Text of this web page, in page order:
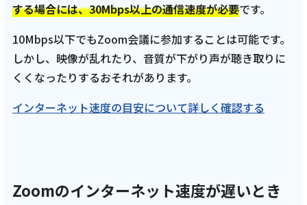
する場合には、30Mbps以上の通信速度が必要です。
10Mbps以下でもZoom会議に参加することは可能です。
しかし、映像が乱れたり、音質が下がり声が聴き取りに
くくなったりするおそれがあります。
インターネット速度の目安について詳しく確認する
Zoomのインターネット速度が遅いとき